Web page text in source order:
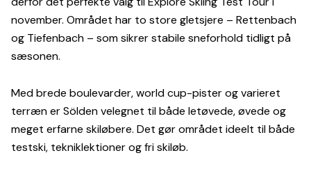
november. Området har to store gletsjere – Rettenbach
og Tiefenbach – som sikrer stabile sneforhold tidligt på
sæsonen.
Med brede boulevarder, world cup-pister og varieret
terræn er Sölden velegnet til både letøvede, øvede og
meget erfarne skiløbere. Det gør området ideelt til både
testski, tekniklektioner og fri skiløb.